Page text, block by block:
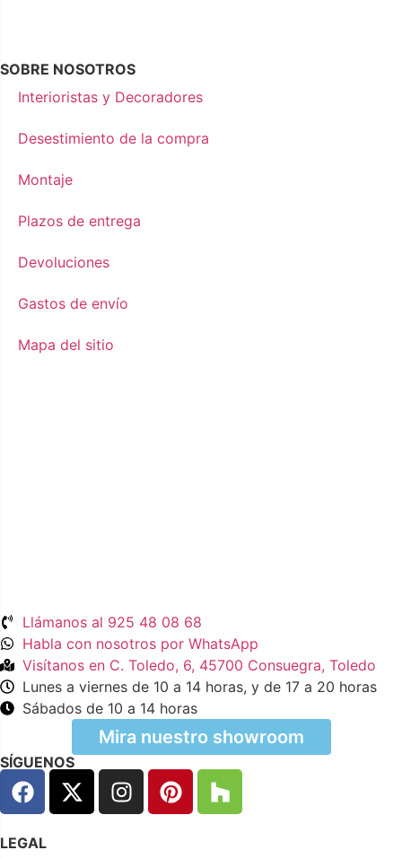
SOBRE NOSOTROS
Interioristas y Decoradores
Desestimiento de la compra
Montaje
Plazos de entrega
Devoluciones
Gastos de envío
Mapa del sitio
Llámanos al 925 48 08 68
Habla con nosotros por WhatsApp
Visítanos en C. Toledo, 6, 45700 Consuegra, Toledo
Lunes a viernes de 10 a 14 horas, y de 17 a 20 horas
Sábados de 10 a 14 horas
Mira nuestro showroom
SÍGUENOS
LEGAL